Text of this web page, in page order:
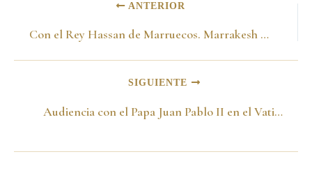
ANTERIOR
Con el Rey Hassan de Marruecos. Marrakesh 18 de marzo de 1999
SIGUIENTE
Audiencia con el Papa Juan Pablo II en el Vaticano. Roma 20 de Marzo de 1999